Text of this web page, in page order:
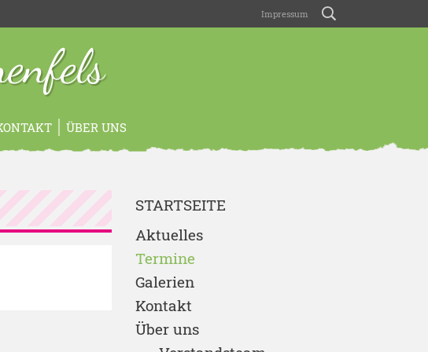
Impressum
ÜBER UNS
STARTSEITE
Aktuelles
Termine
Galerien
Kontakt
Über uns